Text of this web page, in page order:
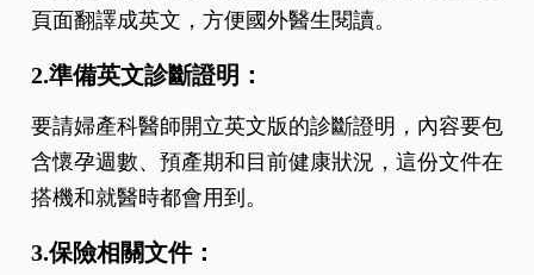
頁面翻譯成英文，方便國外醫生閱讀。
2.準備英文診斷證明：
要請婦產科醫師開立英文版的診斷證明，內容要包
含懷孕週數、預產期和目前健康狀況，這份文件在
搭機和就醫時都會用到。
3.保險相關文件：